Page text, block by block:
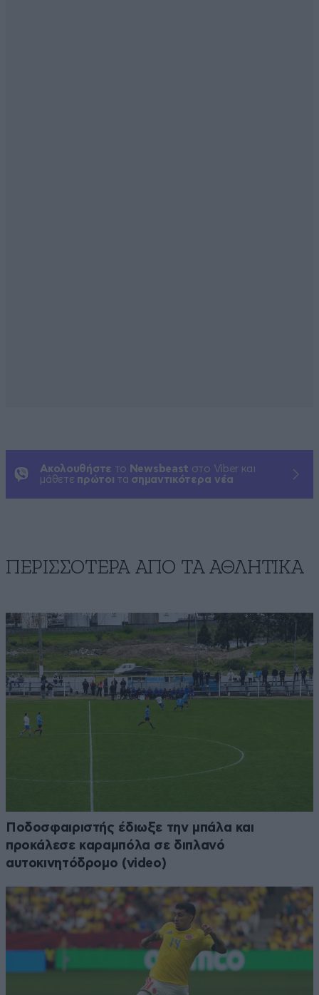
Ακολουθήστε το Newsbeast στο Viber και
μάθετε πρώτοι τα σημαντικότερα νέα
ΠΕΡΙΣΣΟΤΕΡΑ ΑΠΟ ΤA ΑΘΛΗΤΙΚΑ
Ποδοσφαιριστής έδιωξε την μπάλα και
προκάλεσε καραμπόλα σε διπλανό
αυτοκινητόδρομο (video)